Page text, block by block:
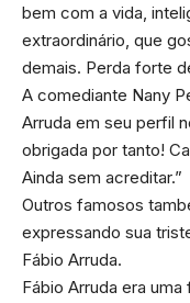
bem com a vida,
extraordinário, que
demais. Perda forte
A comediante Nany
Arruda em seu perfil
obrigada por tanto!
Ainda sem acreditar.”
Outros famosos
expressando sua
Fábio Arruda.
Fábio Arruda era